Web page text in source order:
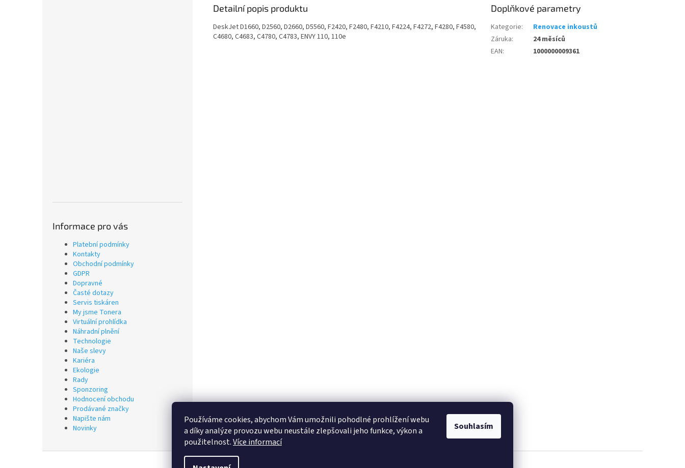
Používáme cookies, abychom Vám umožnili pohodlné prohlížení webu
a díky analýze provozu webu neustále zlepšovali jeho funkce, výkon a
použitelnost.Více informací
Souhlasím
Informace pro vás
Platební podmínky
Kontakty
Obchodní podmínky
GDPR
Dopravné
Časté dotazy
Servis tiskáren
My jsme Tonera
Virtuální prohlídka
Náhradní plnění
Technologie
Naše slevy
Kariéra
Ekologie
Rady
Sponzoring
Hodnocení obchodu
Prodávané značky
Napište nám
Novinky
Detailní popis produktu
DeskJet D1660, D2560, D2660, D5560, F2420, F2480, F4210, F4224, F4272, F4280, F4580,
C4680, C4683, C4780, C4783, ENVY 110, 110e
Doplňkové parametry
Kategorie:
Renovace inkoustů
Záruka:
24 měsíců
EAN: 1000000009361